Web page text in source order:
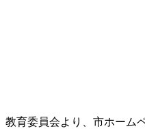
教育委員会より、市ホーム